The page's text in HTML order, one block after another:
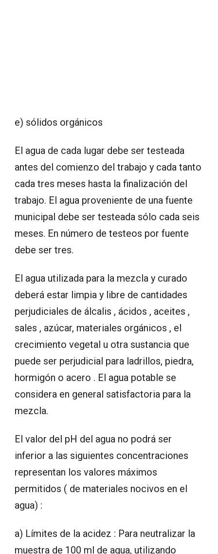
e) sólidos orgánicos
El agua de cada lugar debe ser testeada
antes del comienzo del trabajo y cada tanto
cada tres meses hasta la finalización del
trabajo. El agua proveniente de una fuente
municipal debe ser testeada sólo cada seis
meses. En número de testeos por fuente
debe ser tres.
El agua utilizada para la mezcla y curado
deberá estar limpia y libre de cantidades
perjudiciales de álcalis , ácidos , aceites ,
sales , azúcar, materiales orgánicos , el
crecimiento vegetal u otra sustancia que
puede ser perjudicial para ladrillos, piedra,
hormigón o acero . El agua potable se
considera en general satisfactoria para la
mezcla.
El valor del pH del agua no podrá ser
inferior a las siguientes concentraciones
representan los valores máximos
permitidos ( de materiales nocivos en el
agua) :
a) Límites de la acidez : Para neutralizar la
muestra de 100 ml de agua, utilizando